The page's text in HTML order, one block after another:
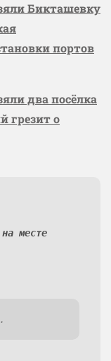
Бикташевку
портов
два посёлка
грезит о
месте